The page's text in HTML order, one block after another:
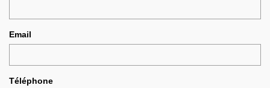
Email
Téléphone